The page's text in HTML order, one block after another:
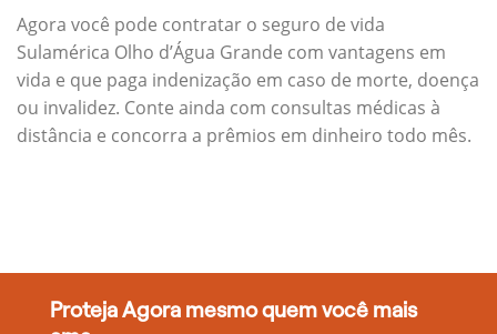
Agora você pode contratar o seguro de vida
Sulamérica Olho d’Água Grande com vantagens em
vida e que paga indenização em caso de morte, doença
ou invalidez. Conte ainda com consultas médicas à
distância e concorra a prêmios em dinheiro todo mês.
Proteja Agora mesmo quem você mais